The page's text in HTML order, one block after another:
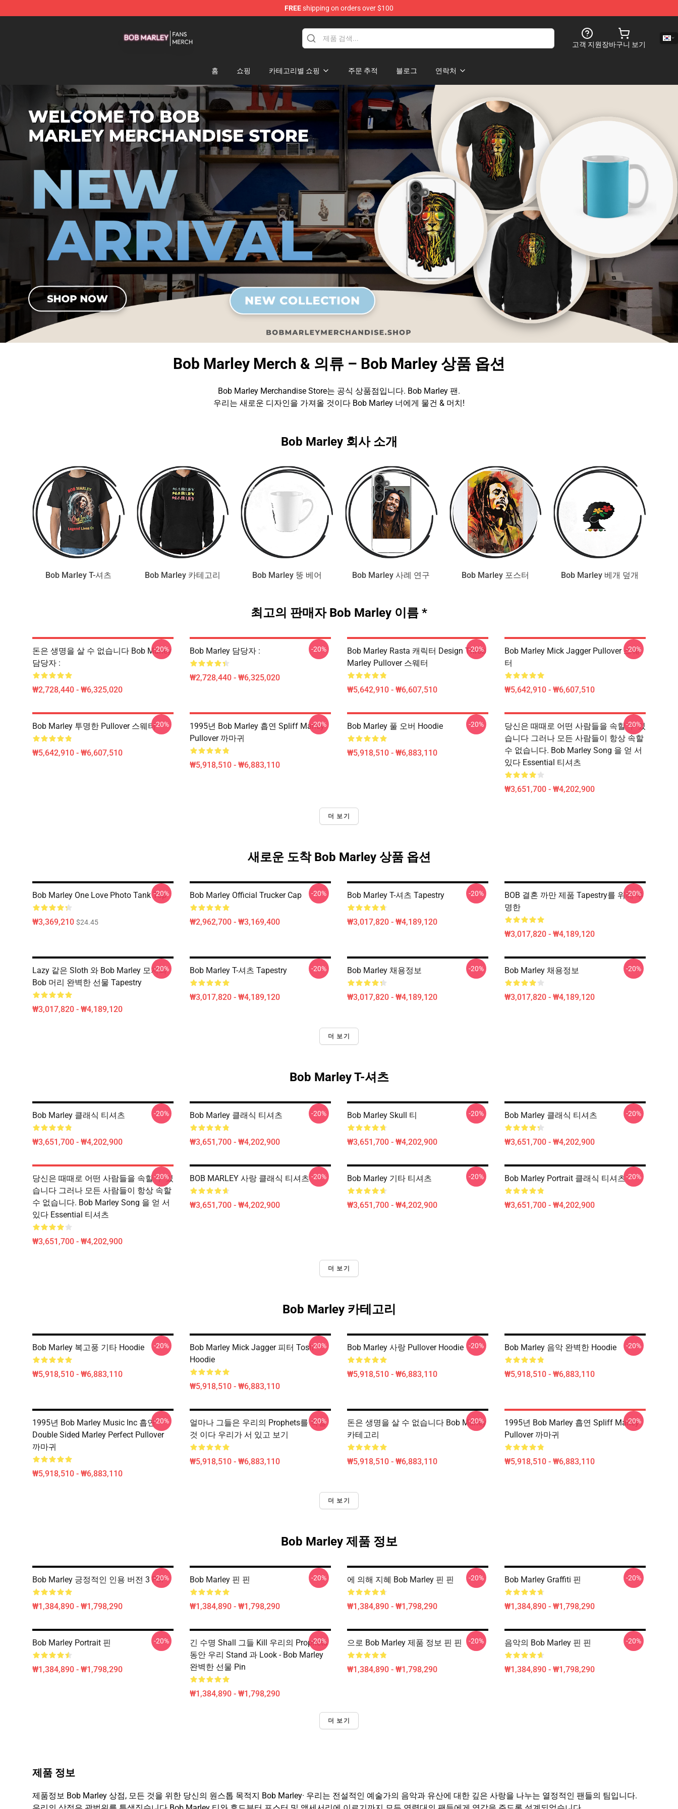
FREEshipping on orders over $100
고객 지원장바구니 보기
홈 쇼핑 카테고리별 쇼핑 주문 추적 블로그 연락처
Bob Marley Merch & 의류 – Bob Marley 상품 옵션
Bob Marley Merchandise Store는 공식 상품점입니다. Bob Marley 팬.
우리는 새로운 디자인을 가져올 것이다 Bob Marley 너에게 물건 & 머치!
Bob Marley 회사 소개
Bob Marley T-셔츠 Bob Marley 카테고리 Bob Marley 뚱 베어 Bob Marley 사례 연구 Bob Marley 포스터 Bob Marley 베개 덮개
최고의 판매자 Bob Marley 이름 *
돈은 생명을 살 수 없습니다 Bob Marley
담당자 :
₩2,728,440 - ₩6,325,020
-20% Bob Marley 담당자 :
₩2,728,440 - ₩6,325,020
-20%
Bob Marley Rasta 캐릭터 Design Throb
Marley Pullover 스웨터
₩5,642,910 - ₩6,607,510
-20%
Bob Marley Mick Jagger Pullover 스웨
터
₩5,642,910 - ₩6,607,510
-20%
Bob Marley 투명한 Pullover 스웨터
₩5,642,910 - ₩6,607,510
-20%
1995년 Bob Marley 흡연 Spliff Marley
Pullover 까마귀
₩5,918,510 - ₩6,883,110
-20% Bob Marley 풀 오버 Hoodie
₩5,918,510 - ₩6,883,110
-20%
당신은 때때로 어떤 사람들을 속할 수 있
습니다 그러나 모든 사람들이 항상 속할
수 없습니다. Bob Marley Song 을 얻 서
있다 Essential 티셔츠
₩3,651,700 - ₩4,202,900
-20%
더 보기
새로운 도착 Bob Marley 상품 옵션
Bob Marley One Love Photo Tank Top
₩3,369,210 $24.45
-20% Bob Marley Official Trucker Cap
₩2,962,700 - ₩3,169,400
-20% Bob Marley T-셔츠 Tapestry
₩3,017,820 - ₩4,189,120
-20%
BOB 결혼 까만 제품 Tapestry를 위해 투
명한
₩3,017,820 - ₩4,189,120
-20%
Lazy 같은 Sloth 와 Bob Marley 모자와
Bob 머리 완벽한 선물 Tapestry
₩3,017,820 - ₩4,189,120
-20% Bob Marley T-셔츠 Tapestry
₩3,017,820 - ₩4,189,120
-20% Bob Marley 채용정보
₩3,017,820 - ₩4,189,120
-20% Bob Marley 채용정보
₩3,017,820 - ₩4,189,120
-20%
더 보기
Bob Marley T-셔츠
Bob Marley 클래식 티셔츠
₩3,651,700 - ₩4,202,900
-20% Bob Marley 클래식 티셔츠
₩3,651,700 - ₩4,202,900
-20% Bob Marley Skull 티
₩3,651,700 - ₩4,202,900
-20% Bob Marley 클래식 티셔츠
₩3,651,700 - ₩4,202,900
-20%
당신은 때때로 어떤 사람들을 속할 수 있
습니다 그러나 모든 사람들이 항상 속할
수 없습니다. Bob Marley Song 을 얻 서
있다 Essential 티셔츠
₩3,651,700 - ₩4,202,900
-20% BOB MARLEY 사랑 클래식 티셔츠
₩3,651,700 - ₩4,202,900
-20% Bob Marley 기타 티셔츠
₩3,651,700 - ₩4,202,900
-20% Bob Marley Portrait 클래식 티셔츠
₩3,651,700 - ₩4,202,900
-20%
더 보기
Bob Marley 카테고리
Bob Marley 복고풍 기타 Hoodie
₩5,918,510 - ₩6,883,110
-20%
Bob Marley Mick Jagger 피터 Tosh
Hoodie
₩5,918,510 - ₩6,883,110
-20% Bob Marley 사랑 Pullover Hoodie
₩5,918,510 - ₩6,883,110
-20% Bob Marley 음악 완벽한 Hoodie
₩5,918,510 - ₩6,883,110
-20%
1995년 Bob Marley Music Inc 흡연
Double Sided Marley Perfect Pullover
까마귀
₩5,918,510 - ₩6,883,110
-20%
얼마나 그들은 우리의 Prophets를 죽일
것 이다 우리가 서 있고 보기
₩5,918,510 - ₩6,883,110
-20%
돈은 생명을 살 수 없습니다 Bob Marley
카테고리
₩5,918,510 - ₩6,883,110
-20%
1995년 Bob Marley 흡연 Spliff Marley
Pullover 까마귀
₩5,918,510 - ₩6,883,110
-20%
더 보기
Bob Marley 제품 정보
Bob Marley 긍정적인 인용 버전 3 Pin
₩1,384,890 - ₩1,798,290
-20% Bob Marley 핀 핀
₩1,384,890 - ₩1,798,290
-20% 에 의해 지혜 Bob Marley 핀 핀
₩1,384,890 - ₩1,798,290
-20% Bob Marley Graffiti 핀
₩1,384,890 - ₩1,798,290
-20%
Bob Marley Portrait 핀
₩1,384,890 - ₩1,798,290
-20%
긴 수명 Shall 그들 Kill 우리의 Prophets
동안 우리 Stand 과 Look - Bob Marley
완벽한 선물 Pin
₩1,384,890 - ₩1,798,290
-20% 으로 Bob Marley 제품 정보 핀 핀
₩1,384,890 - ₩1,798,290
-20% 음악의 Bob Marley 핀 핀
₩1,384,890 - ₩1,798,290
-20%
더 보기
제품 정보
제품정보 Bob Marley 상점, 모든 것을 위한 당신의 원스톱 목적지 Bob Marley· 우리는 전설적인 예술가의 음악과 유산에 대한 깊은 사랑을 나누는 열정적인 팬들의 팀입니다.